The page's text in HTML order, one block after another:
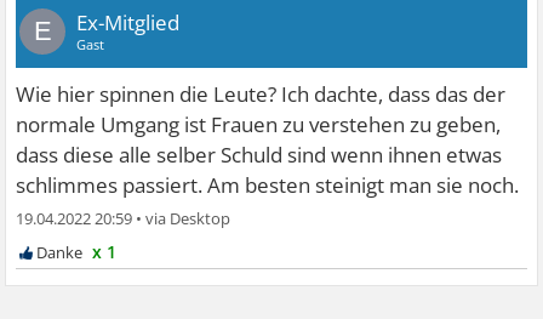
E Ex-Mitglied
Gast
Wie hier spinnen die Leute? Ich dachte, dass das der
normale Umgang ist Frauen zu verstehen zu geben,
dass diese alle selber Schuld sind wenn ihnen etwas
schlimmes passiert. Am besten steinigt man sie noch.
19.04.2022 20:59 •
x 1